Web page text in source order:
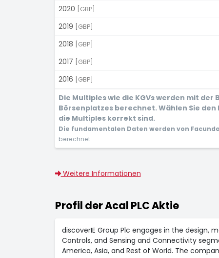
2020
[GBP]
2019
[GBP]
2018
[GBP]
2017
[GBP]
2016
[GBP]
Die Multiples wie die KGVs werden mit
Börsenplatzes berechnet. Wählen Sie
die Multiples korrekt sind.
Die fundamentalen Daten werden von
berechnet.
Weitere Informationen
Profil der Acal PLC Aktie
discoverIE Group Plc engages in the
Controls, and Sensing and Connectivity
America, Asia, and Rest of World. The